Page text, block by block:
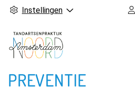
Instellingen
PREVENTIE